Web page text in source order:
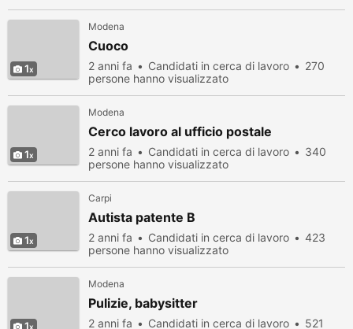
1
Modena
Cuoco
2 anni fa Candidati in cerca di lavoro
270
persone hanno visualizzato
1
Modena
Cerco lavoro al ufficio postale
2 anni fa Candidati in cerca di lavoro
340
persone hanno visualizzato
1
Carpi
Autista patente B
2 anni fa Candidati in cerca di lavoro
423
persone hanno visualizzato
1
Modena
Pulizie, babysitter
2 anni fa Candidati in cerca di lavoro 521